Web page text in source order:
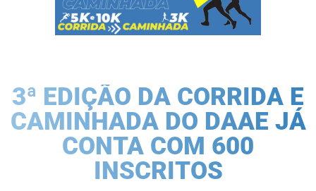
3ª EDIÇÃO DA CORRIDA E
CAMINHADA DO DAAE JÁ
CONTA COM 600
INSCRITOS